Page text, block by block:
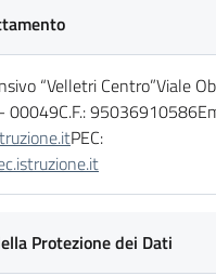
“Velletri Centro”Viale
00049C.F.:
PEC:
Protezione dei Dati